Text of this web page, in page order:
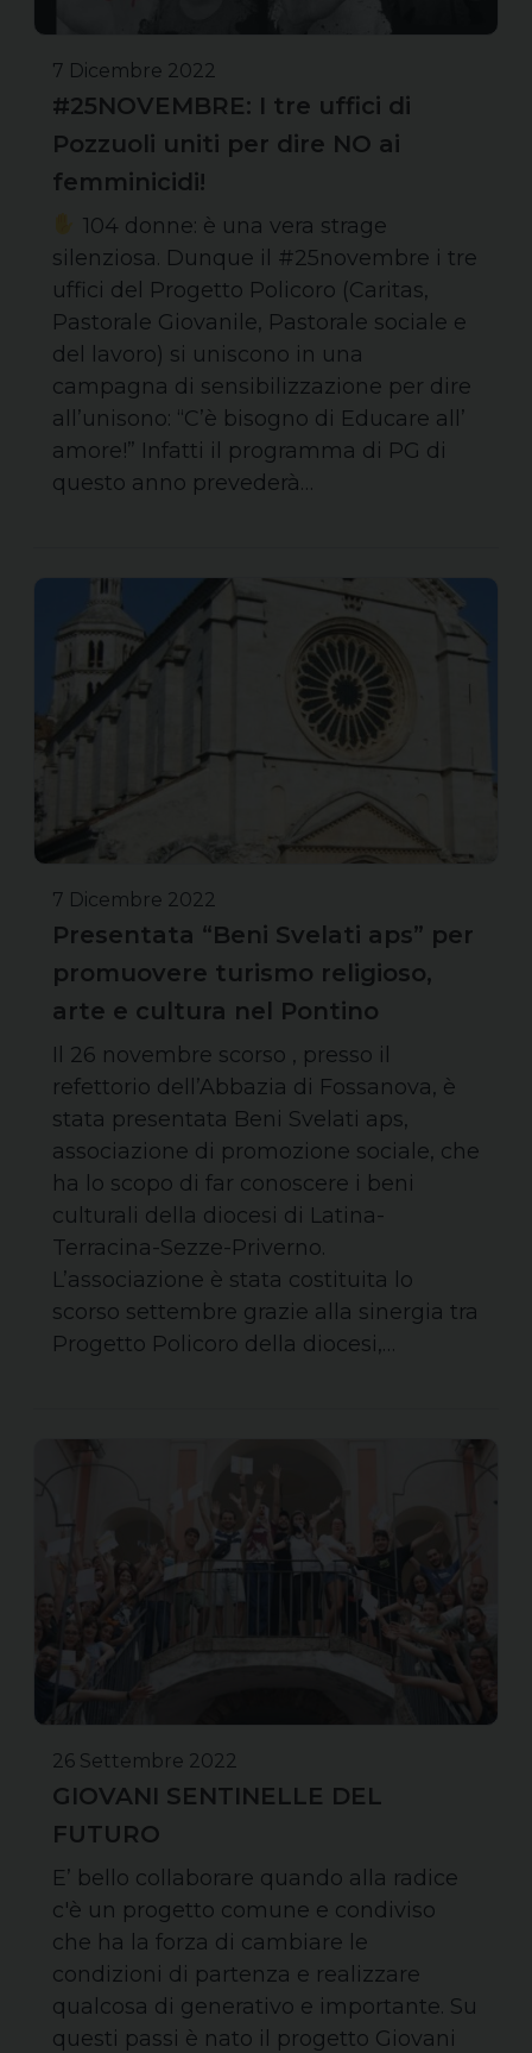
7 Dicembre 2022
#25NOVEMBRE: I tre uffici di
Pozzuoli uniti per dire NO ai
femminicidi!
104 donne: è una vera strage
silenziosa. Dunque il #25novembre i tre
uffici del Progetto Policoro (Caritas,
Pastorale Giovanile, Pastorale sociale e
del lavoro) si uniscono in una
campagna di sensibilizzazione per dire
all’unisono: “C’è bisogno di Educare all’
amore!” Infatti il programma di PG di
questo anno prevederà…
7 Dicembre 2022
Presentata “Beni Svelati aps” per
promuovere turismo religioso,
arte e cultura nel Pontino
Il 26 novembre scorso , presso il
refettorio dell’Abbazia di Fossanova, è
stata presentata Beni Svelati aps,
associazione di promozione sociale, che
ha lo scopo di far conoscere i beni
culturali della diocesi di Latina-
Terracina-Sezze-Priverno.
L’associazione è stata costituita lo
scorso settembre grazie alla sinergia tra
Progetto Policoro della diocesi,…
26 Settembre 2022
GIOVANI SENTINELLE DEL
FUTURO
E’ bello collaborare quando alla radice
c'è un progetto comune e condiviso
che ha la forza di cambiare le
condizioni di partenza e realizzare
qualcosa di generativo e importante. Su
questi passi è nato il progetto Giovani